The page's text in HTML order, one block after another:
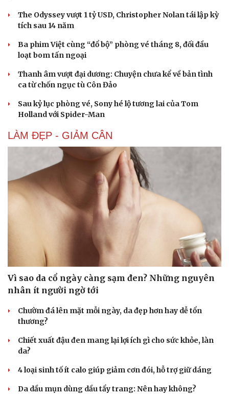
The Odyssey vượt 1 tỷ USD, Christopher Nolan tái lập kỳ
tích sau 14 năm
Ba phim Việt cùng “đổ bộ” phòng vé tháng 8, đối đầu
loạt bom tấn ngoại
Thanh âm vượt đại dương: Chuyện chưa kể về bản tình
ca từ chốn ngục tù Côn Đảo
Sau kỷ lục phòng vé, Sony hé lộ tương lai của Tom
Holland với Spider-Man
LÀM ĐẸP - GIẢM CÂN
Vì sao da cổ ngày càng sạm đen? Những nguyên
nhân ít người ngờ tới
Chườm đá lên mặt mỗi ngày, da đẹp hơn hay dễ tổn
thương?
Chiết xuất đậu đen mang lại lợi ích gì cho sức khỏe, làn
da?
4 loại sinh tố ít calo giúp giảm cơn đói, hỗ trợ giữ dáng
Da dầu mụn dùng dầu tẩy trang: Nên hay không?